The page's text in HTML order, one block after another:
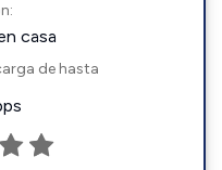
casa
de hasta